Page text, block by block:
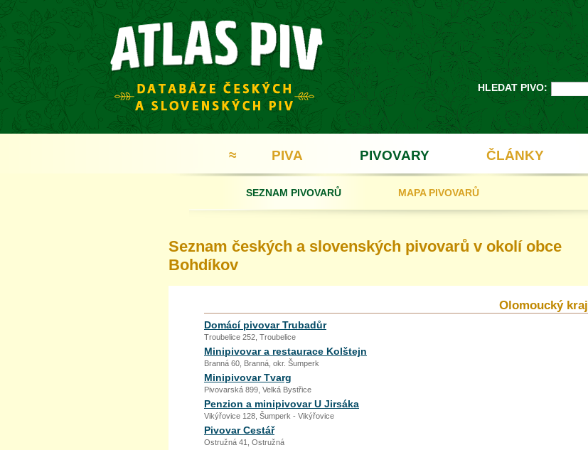
HLEDAT PIVO:
≈ PIVA PIVOVARY
SEZNAM PIVOVARŮ MAPA PIVOVARŮ
ČLÁNKY
Seznam českých a slovenských pivovarů v okolí obce
Bohdíkov
Olomoucký kraj
Domácí pivovar Trubadůr
Troubelice 252, Troubelice
Minipivovar a restaurace Kolštejn
Branná 60, Branná, okr. Šumperk
Minipivovar Tvarg
Pivovarská 899, Velká Bystřice
Penzion a minipivovar U Jirsáka
Vikýřovice 128, Šumperk - Vikýřovice
Pivovar Cestář
Ostružná 41, Ostružná